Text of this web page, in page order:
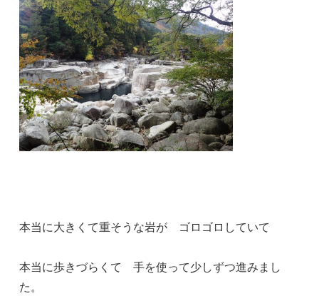
本当に大きくて重そうな岩が ゴロゴロしていて
本当に歩きづらくて 手を使って少しずつ進みまし
た。